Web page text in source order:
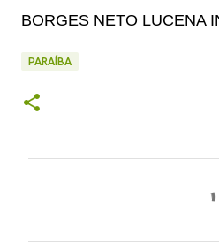
BORGES NETO LUCENA
PARAÍBA